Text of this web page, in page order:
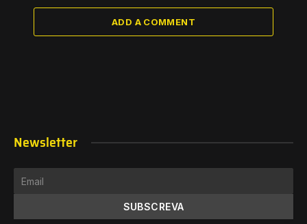
ADD A COMMENT
Newsletter